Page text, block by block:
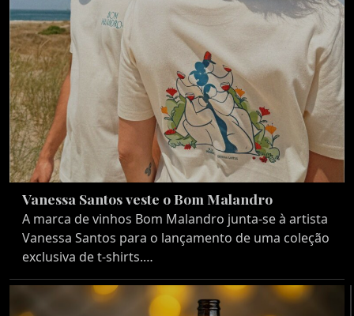
Vanessa Santos veste o Bom Malandro
A marca de vinhos Bom Malandro junta-se à artista
Vanessa Santos para o lançamento de uma coleção
exclusiva de t-shirts.…